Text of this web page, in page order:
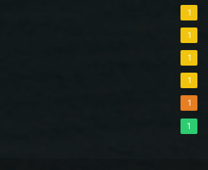
1
1
1
1
1
1